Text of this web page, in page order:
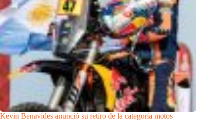
Kevin Benavides anunció su retiro de la categoría motos